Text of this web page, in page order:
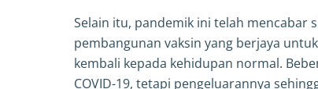
Selain itu, pandemik ini telah mencabar
pembangunan vaksin yang berjaya
kembali kepada kehidupan normal.
COVID-19, tetapi pengeluarannya